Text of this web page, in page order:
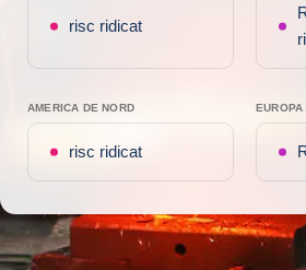
risc ridicat
AMERICA DE NORD
risc ridicat